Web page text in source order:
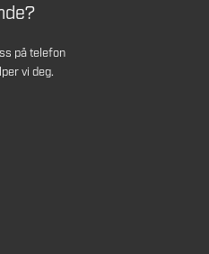
på telefon
vi deg.